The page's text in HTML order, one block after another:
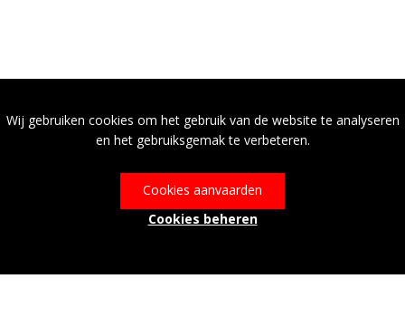
Wij gebruiken cookies om het gebruik van de website te analyseren
en het gebruiksgemak te verbeteren.
Cookies aanvaarden
Cookies beheren